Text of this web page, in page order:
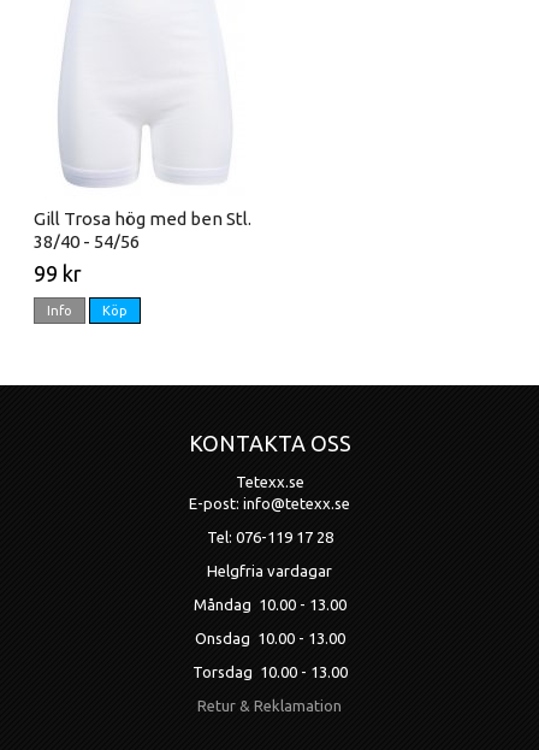
Gill Trosa hög med ben Stl.
38/40 - 54/56
99 kr
Info Köp
KONTAKTA OSS
Tetexx.se
E-post: info@tetexx.se
Tel: 076-119 17 28
Helgfria vardagar
Måndag 10.00 - 13.00
Onsdag 10.00 - 13.00
Torsdag 10.00 - 13.00
Retur & Reklamation